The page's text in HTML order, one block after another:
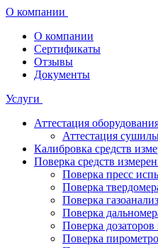
О компании
О компании
Сертификаты
Отзывы
Документы
Услуги
Аттестация
Аттестация
Калибровка средств
Поверка средств
Поверка пресс
Поверка
Поверка
Поверка
Поверка
Поверка